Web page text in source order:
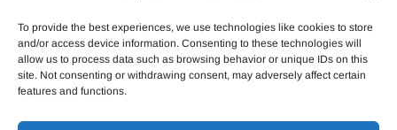
To provide the best experiences, we use technologies like cookies to store
and/or access device information. Consenting to these technologies will
allow us to process data such as browsing behavior or unique IDs on this
site. Not consenting or withdrawing consent, may adversely affect certain
features and functions.